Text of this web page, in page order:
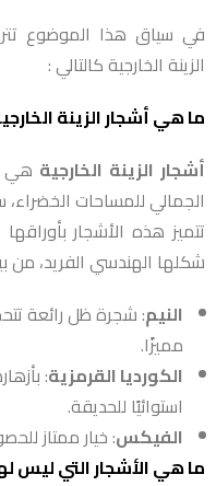
في سياق هذا الموضوع
الزينة الخارجية كالتالي :
ما هي أشجار الزينة
أشجار الزينة الخارجية هي
الجمالي للمساحات الخضراء،
تتميز هذه الأشجار
شكلها الهندسي الفريد، من
النيم: شجرة ظل رائعة
مميزًا.
الكورديا القرمزية:
استوائيًا للحديقة.
الفيكس: خيار ممتاز
ما هي الأشجار التي ليس